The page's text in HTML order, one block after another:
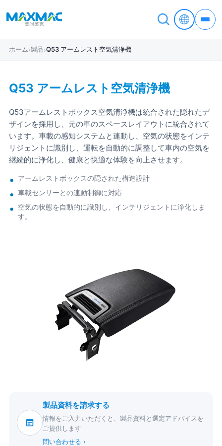
ホーム›製品›Q53 アームレスト空気清浄機
Q53 アームレスト空気清浄機
Q53アームレストボックス空気清浄機は統合された隠れたデ
ザインを採用し、元の車のスペースレイアウトに統合されて
います。車載の感知システムと連動し、空気の状態をインテ
リジェントに識別し、運転を自動的に調整して車内の空気を
継続的に浄化し、健康と快適な体験を向上させます。
アームレストボックスの隠された構造設計
車載センサーとの連動制御に対応
空気の状態を自動的に識別し、インテリジェントに浄化しま
す。
製品資料を請求する
情報をご入力いただくと、製品資料と選定アドバイスを
ご提供します
問い合わせる ›